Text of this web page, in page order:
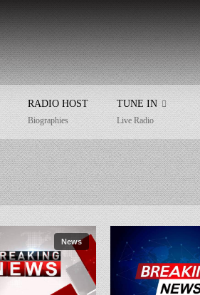
RADIO HOST
Biographies
TUNE IN
Live Radio
News